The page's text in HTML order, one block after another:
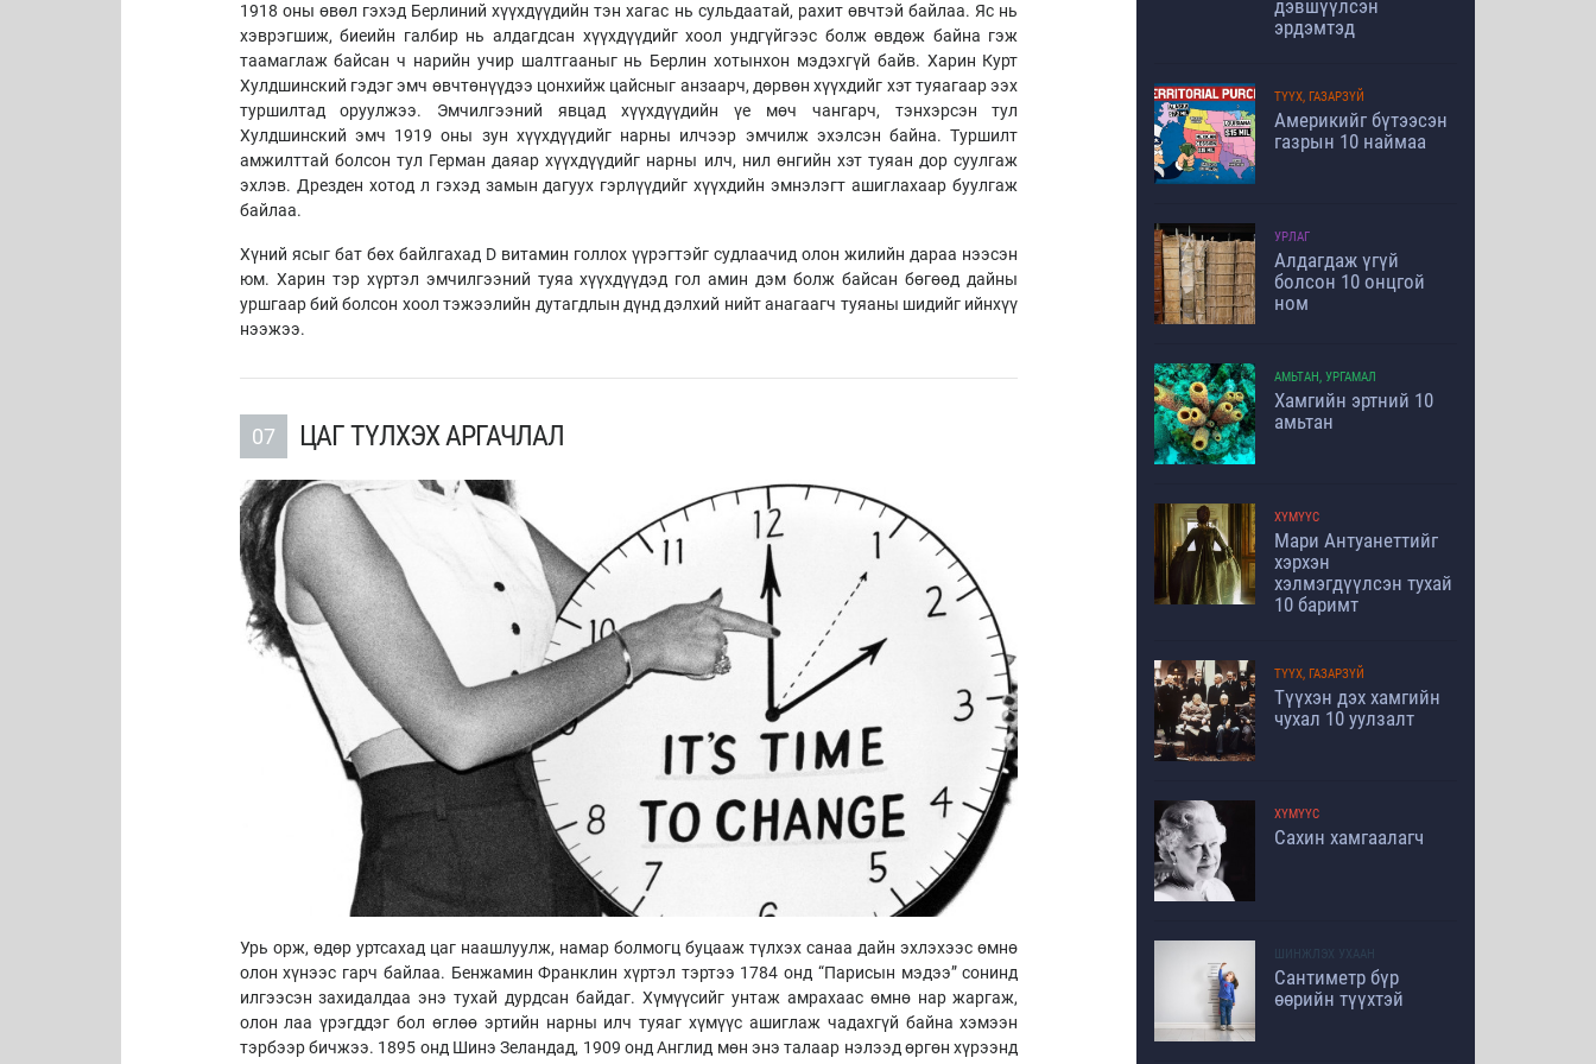
1918 оны өвөл гэхэд Берлиний хүүхдүүдийн тэн хагас нь сульдаатай, рахит өвчтэй байлаа. Яс нь
хэврэгшиж, биеийн галбир нь алдагдсан хүүхдүүдийг хоол ундгүйгээс болж өвдөж байна гэж
таамаглаж байсан ч нарийн учир шалтгааныг нь Берлин хотынхон мэдэхгүй байв. Харин Курт
Хулдшинский гэдэг эмч өвчтөнүүдээ цонхийж цайсныг анзаарч, дөрвөн хүүхдийг хэт туяагаар ээх
туршилтад оруулжээ. Эмчилгээний явцад хүүхдүүдийн үе мөч чангарч, тэнхэрсэн тул
Хулдшинский эмч 1919 оны зун хүүхдүүдийг нарны илчээр эмчилж эхэлсэн байна. Туршилт
амжилттай болсон тул Герман даяар хүүхдүүдийг нарны илч, нил өнгийн хэт туяан дор суулгаж
эхлэв. Дрезден хотод л гэхэд замын дагуух гэрлүүдийг хүүхдийн эмнэлэгт ашиглахаар буулгаж
байлаа.
Хүний ясыг бат бөх байлгахад D витамин голлох үүрэгтэйг судлаачид олон жилийн дараа нээсэн
юм. Харин тэр хүртэл эмчилгээний туяа хүүхдүүдэд гол амин дэм болж байсан бөгөөд дайны
уршгаар бий болсон хоол тэжээлийн дутагдлын дүнд дэлхий нийт анагаагч туяаны шидийг ийнхүү
нээжээ.
07 ЦАГ ТҮЛХЭХ АРГАЧЛАЛ
Урь орж, өдөр уртсахад цаг наашлуулж, намар болмогц буцааж түлхэх санаа дайн эхлэхээс өмнө
олон хүнээс гарч байлаа. Бенжамин Франклин хүртэл тэртээ 1784 онд “Парисын мэдээ” сонинд
илгээсэн захидалдаа энэ тухай дурдсан байдаг. Хүмүүсийг унтаж амрахаас өмнө нар жаргаж,
олон лаа үрэгддэг бол өглөө эртийн нарны илч туяаг хүмүүс ашиглаж чадахгүй байна хэмээн
тэрбээр бичжээ. 1895 онд Шинэ Зеландад, 1909 онд Англид мөн энэ талаар нэлээд өргөн хүрээнд
дэвшүүлсэн
эрдэмтэд
ТҮҮХ, ГАЗАРЗҮЙ
Америкийг бүтээсэн
газрын 10 наймаа
УРЛАГ
Алдагдаж үгүй
болсон 10 онцгой
ном
АМЬТАН, УРГАМАЛ
Хамгийн эртний 10
амьтан
ХҮМҮҮС
Мари Антуанеттийг
хэрхэн
хэлмэгдүүлсэн тухай
10 баримт
ТҮҮХ, ГАЗАРЗҮЙ
Түүхэн дэх хамгийн
чухал 10 уулзалт
ХҮМҮҮС
Сахин хамгаалагч
ШИНЖЛЭХ УХААН
Сантиметр бүр
өөрийн түүхтэй